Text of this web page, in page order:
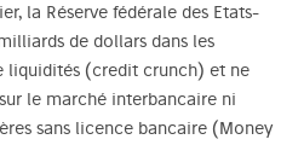
la Réserve fédérale des Etats-
de dollars dans les
liquidités (credit crunch) et ne
le marché interbancaire ni
sans licence bancaire (Money